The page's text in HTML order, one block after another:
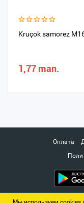
Kruçok samorez
1,77 man.
Оплата